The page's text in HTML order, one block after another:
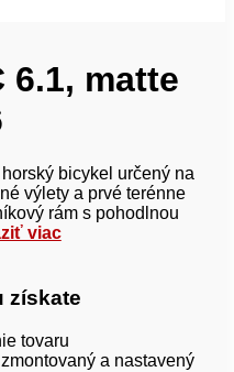
6.1, matte
bicykel určený na
výlety a prvé terénne
rám s pohodlnou
viac
získate
tovaru
a nastavený